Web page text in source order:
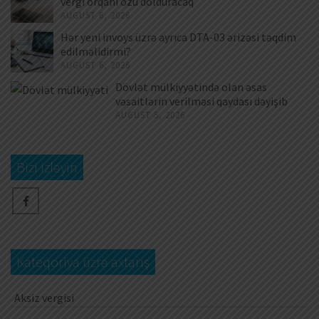
AUGUST 6, 2026
Hər yeni invoys üzrə ayrıca DTA-03 ərizəsi təqdim
edilməlidirmi?
AUGUST 6, 2026
Dövlət mülkiyyətində olan əsas
vəsaitlərin verilməsi qaydası dəyişib
AUGUST 5, 2026
Bizi izləyin
Kateqoriya üzrə axtarış
Aksiz vergisi